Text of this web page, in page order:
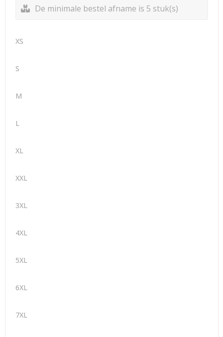
De minimale bestel afname is 5 stuk(s)
XS
S
M
L
XL
XXL
3XL
4XL
5XL
6XL
7XL